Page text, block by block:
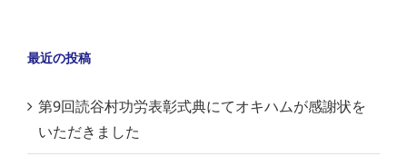
最近の投稿
第9回読谷村功労表彰式典にてオキハムが感謝状を
いただきました